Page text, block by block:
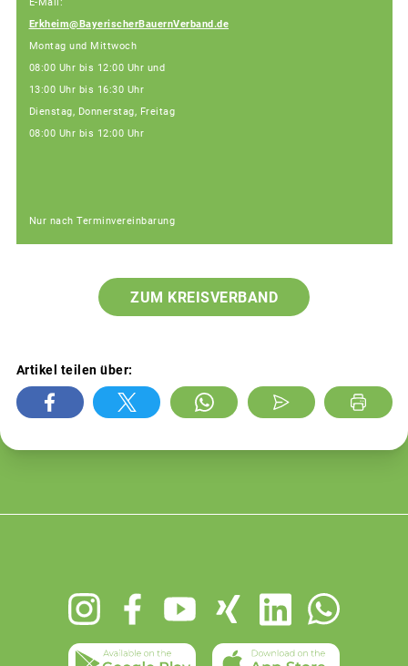
E-Mail:
Erkheim@BayerischerBauernVerband.de
Montag und Mittwoch
08:00 Uhr bis 12:00 Uhr und
13:00 Uhr bis 16:30 Uhr
Dienstag, Donnerstag, Freitag
08:00 Uhr bis 12:00 Uhr
Nur nach Terminvereinbarung
ZUM KREISVERBAND
Artikel teilen über: